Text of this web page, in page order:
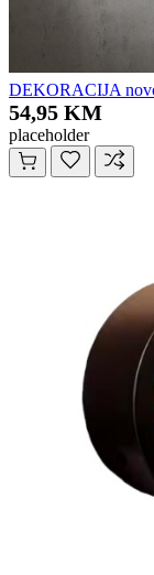
DEKORACIJA
54,95 KM
placeholder